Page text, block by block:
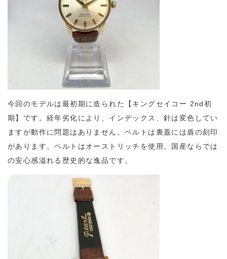
今回のモデルは最初期に造られた【 キングセイコー 2nd初
期 】です。経年劣化により、インデックス、針は変色してい
ますが動作に問題はありません。ベルトは裏蓋には盾の刻印
があります。ベルトはオーストリッチを使用。 国産ならでは
の安心感溢れる歴史的な逸品です。